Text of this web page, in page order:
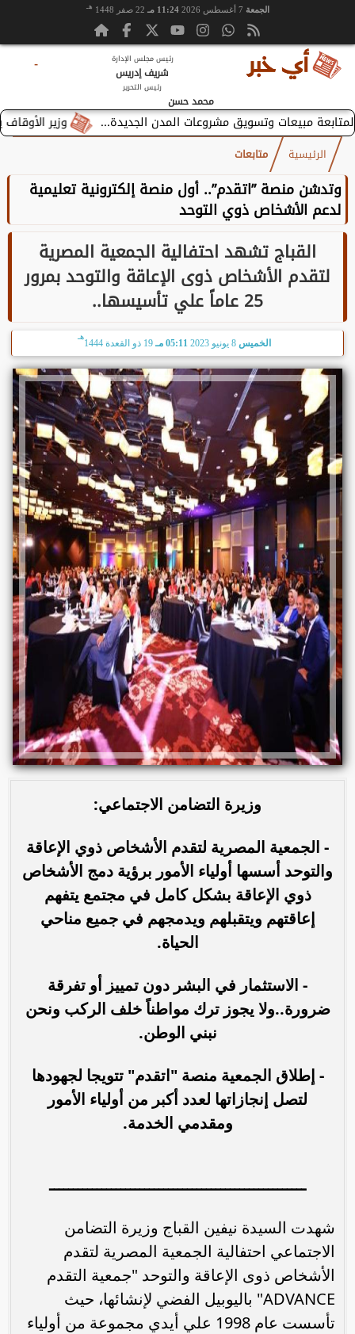
الجمعة 11:24 مـ 22 صفر 1448 هـ
رئيس مجلس الإدارة
شريف إدريس
رئيس التحرير
محمد حسن
-
وزير الأوقاف يستقبل
الرئيسية متابعات
وتدشن منصة ”اتقدم”.. أول منصة إلكترونية تعليمية
لدعم الأشخاص ذوي التوحد
القباج تشهد احتفالية الجمعية المصرية
لتقدم الأشخاص ذوى الإعاقة والتوحد بمرور
25 عاماً علي تأسيسها..
الخميس 05:11 مـ 19 ذو القعدة 1444
هـ
وزيرة التضامن الاجتماعي:
- الجمعية المصرية لتقدم الأشخاص ذوي الإعاقة
والتوحد أسسها أولياء الأمور برؤية دمج الأشخاص
ذوي الإعاقة بشكل كامل في مجتمع يتفهم
إعاقتهم ويتقبلهم ويدمجهم في جميع مناحي
الحياة.
- الاستثمار في البشر دون تمييز أو تفرقة
ضرورة..ولا يجوز ترك مواطناً خلف الركب ونحن
نبني الوطن.
- إطلاق الجمعية منصة "اتقدم" تتويجا لجهودها
لتصل إنجازاتها لعدد أكبر من أولياء الأمور
ومقدمي الخدمة.
ــــــــــــــــــــــــــــــــــــــــــــــــــــــ
شهدت السيدة نيفين القباج وزيرة التضامن
الاجتماعي احتفالية الجمعية المصرية لتقدم
الأشخاص ذوى الإعاقة والتوحد "جمعية التقدم
ADVANCE" باليوبيل الفضي لإنشائها، حيث
تأسست عام 1998 علي أيدي مجموعة من أولياء